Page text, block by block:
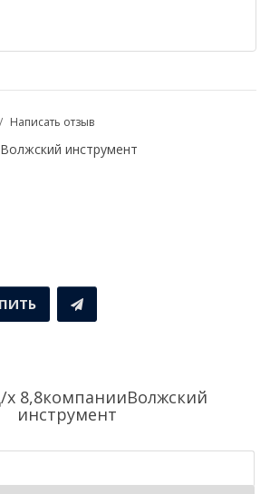
/ Написать отзыв
Волжский инструмент
х 8,8компанииВолжский
инструмент